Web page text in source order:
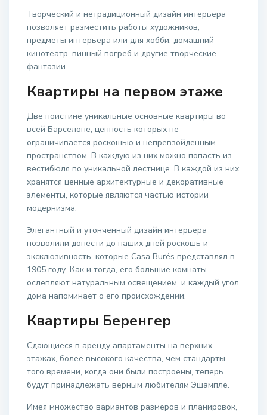
Творческий и нетрадиционный дизайн интерьера
позволяет разместить работы художников,
предметы интерьера или для хобби, домашний
кинотеатр, винный погреб и другие творческие
фантазии.
Квартиры на первом этаже
Две поистине уникальные основные квартиры во
всей Барселоне, ценность которых не
ограничивается роскошью и непревзойденным
пространством. В каждую из них можно попасть из
вестибюля по уникальной лестнице. В каждой из них
хранятся ценные архитектурные и декоративные
элементы, которые являются частью истории
модернизма.
Элегантный и утонченный дизайн интерьера
позволили донести до наших дней роскошь и
эксклюзивность, которые Casa Burés представлял в
1905 году. Как и тогда, его большие комнаты
ослепляют натуральным освещением, и каждый угол
дома напоминает о его происхождении.
Квартиры Беренгер
Сдающиеся в аренду апартаменты на верхних
этажах, более высокого качества, чем стандарты
того времени, когда они были построены, теперь
будут принадлежать верным любителям Эшампле.
Имея множество вариантов размеров и планировок,